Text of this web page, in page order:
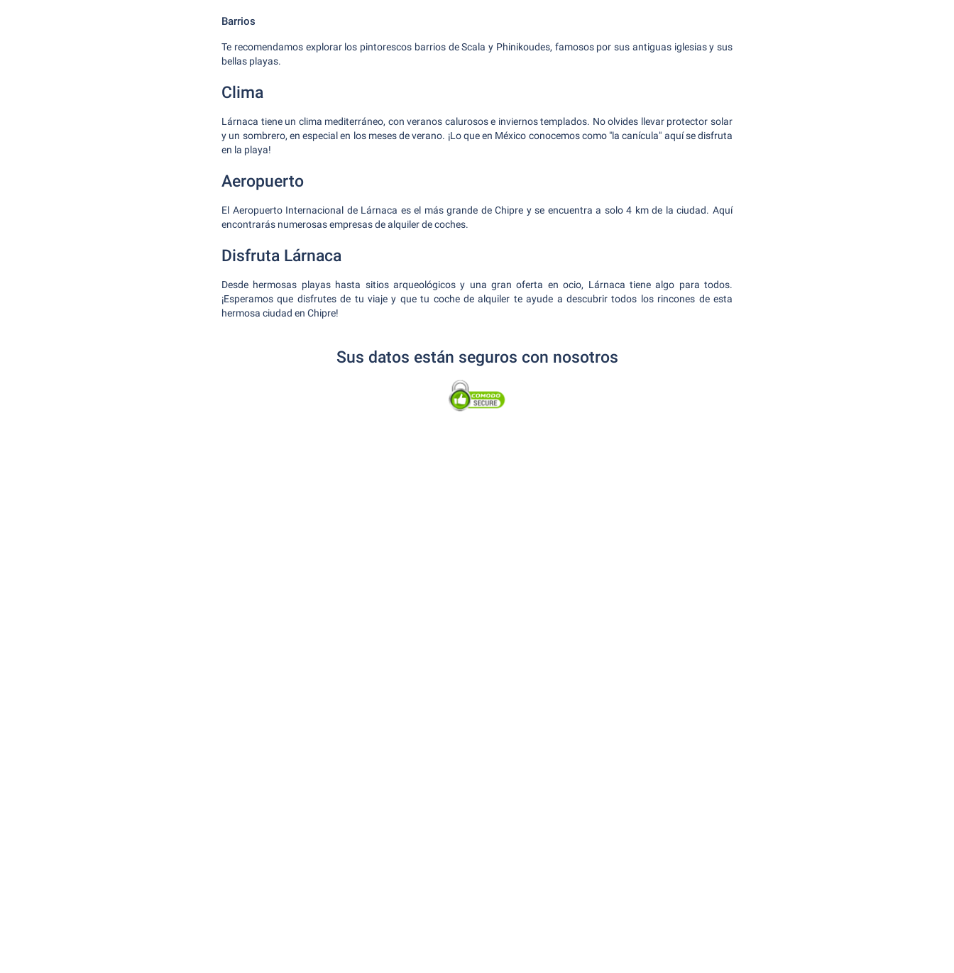
Barrios
Te recomendamos explorar los pintorescos barrios de Scala y Phinikoudes, famosos por sus antiguas iglesias y sus
bellas playas.
Clima
Lárnaca tiene un clima mediterráneo, con veranos calurosos e inviernos templados. No olvides llevar protector solar
y un sombrero, en especial en los meses de verano. ¡Lo que en México conocemos como "la canícula" aquí se disfruta
en la playa!
Aeropuerto
El Aeropuerto Internacional de Lárnaca es el más grande de Chipre y se encuentra a solo 4 km de la ciudad. Aquí
encontrarás numerosas empresas de alquiler de coches.
Disfruta Lárnaca
Desde hermosas playas hasta sitios arqueológicos y una gran oferta en ocio, Lárnaca tiene algo para todos.
¡Esperamos que disfrutes de tu viaje y que tu coche de alquiler te ayude a descubrir todos los rincones de esta
hermosa ciudad en Chipre!
Sus datos están seguros con nosotros